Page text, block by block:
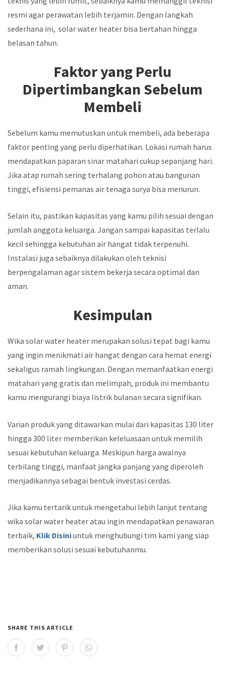
resmi agar perawatan lebih terjamin. Dengan langkah
sederhana ini, solar water heater bisa bertahan hingga
belasan tahun.
Faktor yang Perlu
Dipertimbangkan Sebelum
Membeli
Sebelum kamu memutuskan untuk membeli, ada beberapa
faktor penting yang perlu diperhatikan. Lokasi rumah harus
mendapatkan paparan sinar matahari cukup sepanjang hari.
Jika atap rumah sering terhalang pohon atau bangunan
tinggi, efisiensi pemanas air tenaga surya bisa menurun.
Selain itu, pastikan kapasitas yang kamu pilih sesuai dengan
jumlah anggota keluarga. Jangan sampai kapasitas terlalu
kecil sehingga kebutuhan air hangat tidak terpenuhi.
Instalasi juga sebaiknya dilakukan oleh teknisi
berpengalaman agar sistem bekerja secara optimal dan
aman.
Kesimpulan
Wika solar water heater merupakan solusi tepat bagi kamu
yang ingin menikmati air hangat dengan cara hemat energi
sekaligus ramah lingkungan. Dengan memanfaatkan energi
matahari yang gratis dan melimpah, produk ini membantu
kamu mengurangi biaya listrik bulanan secara signifikan.
Varian produk yang ditawarkan mulai dari kapasitas 130 liter
hingga 300 liter memberikan keleluasaan untuk memilih
sesuai kebutuhan keluarga. Meskipun harga awalnya
terbilang tinggi, manfaat jangka panjang yang diperoleh
menjadikannya sebagai bentuk investasi cerdas.
Jika kamu tertarik untuk mengetahui lebih lanjut tentang
wika solar water heater atau ingin mendapatkan penawaran
terbaik, Klik Disiniuntuk menghubungi tim kami yang siap
memberikan solusi sesuai kebutuhanmu.
SHARE THIS ARTICLE